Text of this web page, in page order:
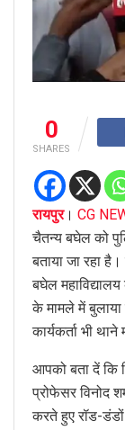
0
SHARES
रायपुर। CG
चैतन्य बघेल को
बताया जा रहा
बघेल
के मामले में
कार्यकर्ता भी
आपको बता दें कि
प्रोफेसर विनोद
करते हुए रॉड-